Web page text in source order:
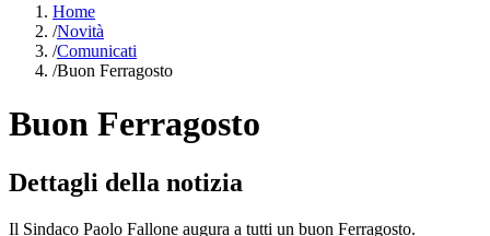
Home
/Novità
/Comunicati
/Buon Ferragosto
Buon Ferragosto
Dettagli della notizia
Il Sindaco Paolo Fallone augura a tutti un buon Ferragosto.